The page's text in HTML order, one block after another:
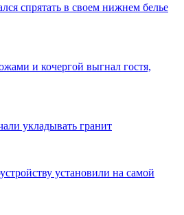
спрятать в своем нижнем белье
и кочергой выгнал гостя,
укладывать гранит
установили на самой